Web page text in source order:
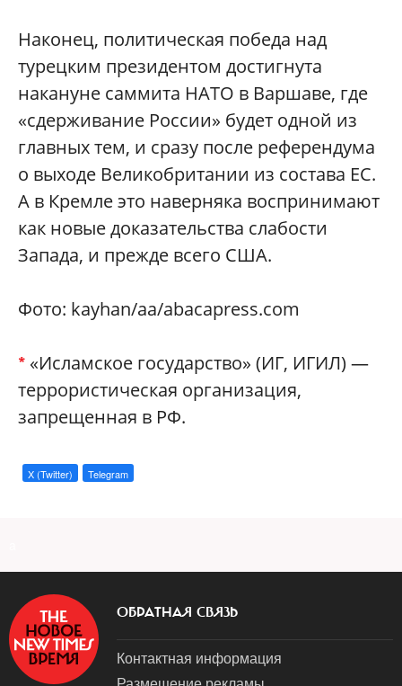
Наконец, политическая победа над
турецким президентом достигнута
накануне саммита НАТО в Варшаве, где
«сдерживание России» будет одной из
главных тем, и сразу после референдума
о выходе Великобритании из состава ЕС.
А в Кремле это наверняка воспринимают
как новые доказательства слабости
Запада, и прежде всего США.
Фото: kayhan/aa/abacapress.com
* «Исламское государство» (ИГ, ИГИЛ) —
террористическая организация,
запрещенная в РФ.
X (Twitter) Telegram
ОБРАТНАЯ СВЯЗЬ
Контактная информация